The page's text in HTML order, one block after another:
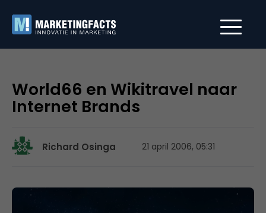
World66 en Wikitravel naar
Internet Brands
Richard Osinga 21 april 2006, 05:31